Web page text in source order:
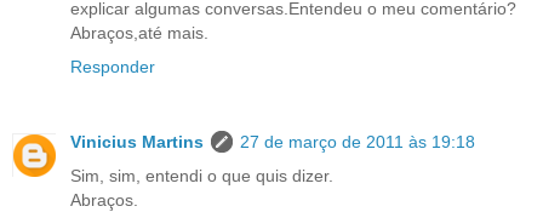
explicar algumas conversas.Entendeu o meu comentário?
Abraços,até mais.
Responder
Vinicius Martins
27 de março de 2011 às 19:18
Sim, sim, entendi o que quis dizer.
Abraços.